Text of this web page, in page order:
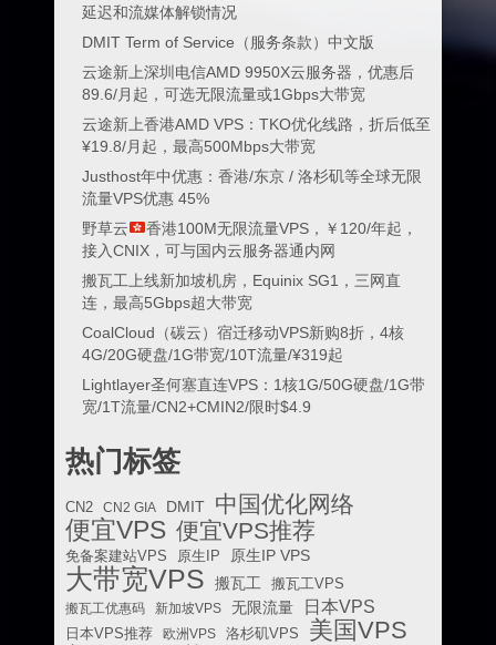
延迟和流媒体解锁情况
DMIT Term of Service（服务条款）中文版
云途新上深圳电信AMD 9950X云服务器，优惠后
89.6/月起，可选无限流量或1Gbps大带宽
云途新上香港AMD VPS：TKO优化线路，折后低至
¥19.8/月起，最高500Mbps大带宽
Justhost年中优惠：香港/东京 / 洛杉矶等全球无限
流量VPS优惠 45%
野草云
香港100M无限流量VPS，￥120/年起，
接入CNIX，可与国内云服务器通内网
搬瓦工上线新加坡机房，Equinix SG1，三网直
连，最高5Gbps超大带宽
CoalCloud（碳云）宿迁移动VPS新购8折，4核
4G/20G硬盘/1G带宽/10T流量/¥319起
Lightlayer圣何塞直连VPS：1核1G/50G硬盘/1G带
宽/1T流量/CN2+CMIN2/限时$4.9
热门标签
CN2 CN2 GIA DMIT 中国优化网络
便宜VPS 便宜VPS推荐
免备案建站VPS 原生IP 原生IP VPS
大带宽VPS 搬瓦工
搬瓦工VPS
搬瓦工优惠码
新加坡VPS 无限流量 日本VPS
日本VPS推荐 欧洲VPS 洛杉矶VPS 美国VPS